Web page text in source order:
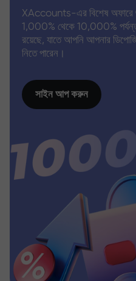
XAccounts-এর বিশেষ অফারে
1,000% থেকে 10,000% পর্যন্ত
রয়েছে, যাতে আপনি আপনার
নিতে পারেন।
সাইন আপ করুন